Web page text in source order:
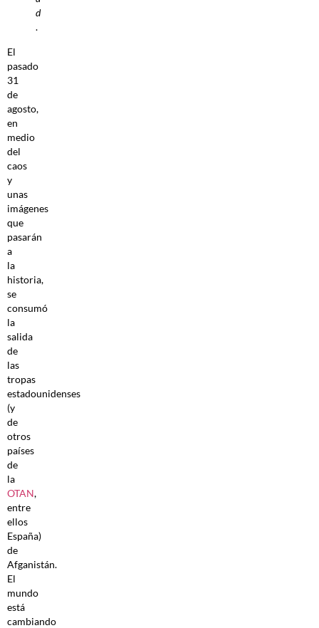
d
.
El
pasado
31
de
agosto,
en
medio
del
caos
y
unas
imágenes
que
pasarán
a
la
historia,
se
consumó
la
salida
de
las
tropas
estadounidenses
(y
de
otros
países
de
la
OTAN,
entre
ellos
España)
de
Afganistán.
El
mundo
está
cambiando